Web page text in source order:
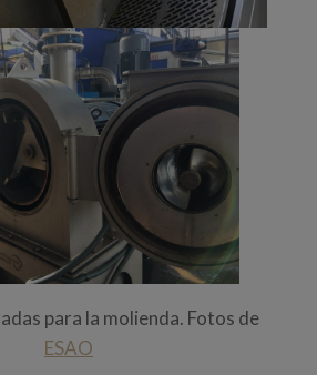
para la molienda. Fotos de
ESAO